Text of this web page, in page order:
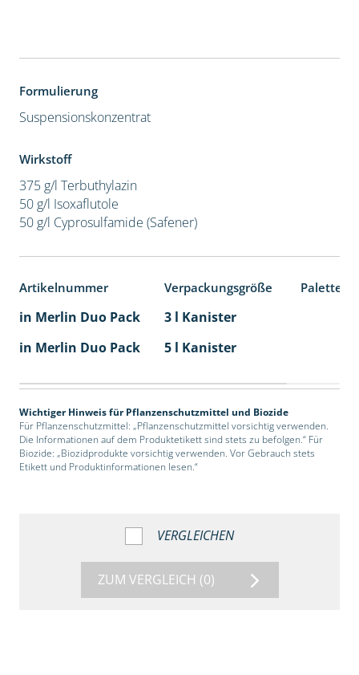
Formulierung
Suspensionskonzentrat
Wirkstoff
375 g/l Terbuthylazin
50 g/l Isoxaflutole
50 g/l Cyprosulfamide (Safener)
Artikelnummer Verpackungsgröße
in Merlin Duo Pack
3 l Kanister
in Merlin Duo Pack
5 l Kanister
Wichtiger Hinweis für Pflanzenschutzmittel und Biozide
Für Pflanzenschutzmittel: „Pflanzenschutzmittel vorsichtig verwenden.
Die Informationen auf dem Produktetikett sind stets zu befolgen.“ Für
Biozide: „Biozidprodukte vorsichtig verwenden. Vor Gebrauch stets
Etikett und Produktinformationen lesen.“
VERGLEICHEN
ZUM VERGLEICH (0)